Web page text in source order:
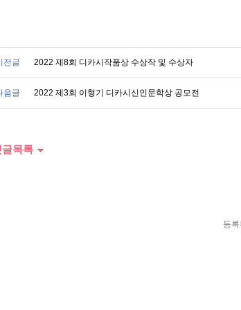
전글 2022 제8회 디카시작품상 수상작 및 수상자
음글 2022 제3회 이형기 디카시신인문학상 공모전
목록
등